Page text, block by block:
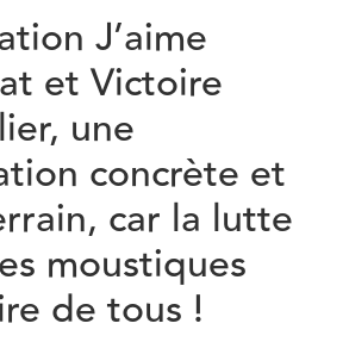
J’aime
et Victoire
une
concrète et
car la lutte
moustiques
de tous !